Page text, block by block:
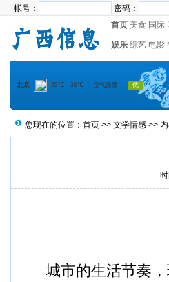
帐号： 密码：
首页 美食 国际
娱乐 综艺 电影
您现在的位置： 首页 >> 文学情感 >>
城市的生活节奏，